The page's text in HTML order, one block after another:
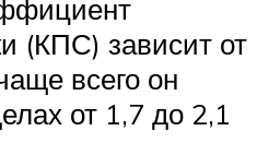
(КПС) зависит от
всего он
от 1,7 до 2,1